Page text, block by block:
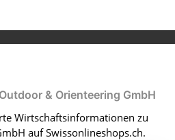
Outdoor & Orienteering GmbH
Wirtschaftsinformationen zu
auf Swissonlineshops.ch.